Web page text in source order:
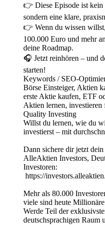
👉 Diese Episode ist
sondern eine klare,
👉 Wenn du wissen
100.000 Euro und mehr
deine Roadmap.
🎧 Jetzt reinhören – und
starten!
Keywords / SEO-
Börse Einsteiger, Aktien
erste Aktie kaufen, ETF
Aktien lernen, investieren
Quality Investing
Willst du lernen, wie du
investierst – mit
Dann sichere dir jetzt
AlleAktien Investors,
Investoren:
https://
Mehr als 80.000
viele sind heute
Werde Teil der
deutschsprachigen Raum